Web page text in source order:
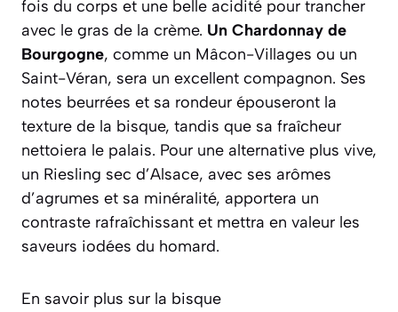
fois du corps et une belle acidité pour trancher
avec le gras de la crème. Un Chardonnay de
Bourgogne, comme un Mâcon-Villages ou un
Saint-Véran, sera un excellent compagnon. Ses
notes beurrées et sa rondeur épouseront la
texture de la bisque, tandis que sa fraîcheur
nettoiera le palais. Pour une alternative plus vive,
un Riesling sec d’Alsace, avec ses arômes
d’agrumes et sa minéralité, apportera un
contraste rafraîchissant et mettra en valeur les
saveurs iodées du homard.
En savoir plus sur la bisque